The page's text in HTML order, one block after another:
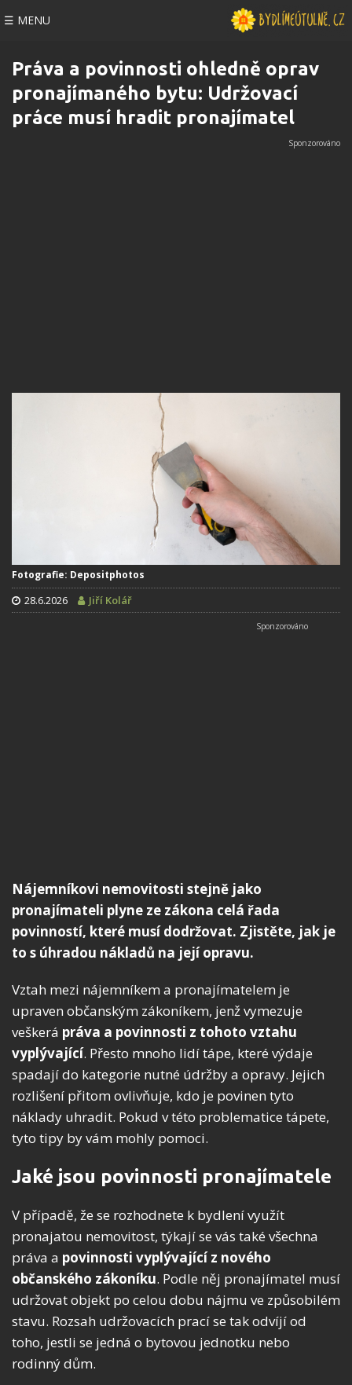
☰ MENU
Práva a povinnosti ohledně oprav
pronajímaného bytu: Udržovací
práce musí hradit pronajímatel
Fotografie: Depositphotos
28.6.2026 Jiří Kolář
Nájemníkovi nemovitosti stejně jako
pronajímateli plyne ze zákona celá řada
povinností, které musí dodržovat. Zjistěte, jak je
to s úhradou nákladů na její opravu.
Vztah mezi nájemníkem a pronajímatelem je
upraven občanským zákoníkem, jenž vymezuje
veškerá práva a povinnosti z tohoto vztahu
vyplývající. Přesto mnoho lidí tápe, které výdaje
spadají do kategorie nutné údržby a opravy. Jejich
rozlišení přitom ovlivňuje, kdo je povinen tyto
náklady uhradit. Pokud v této problematice tápete,
tyto tipy by vám mohly pomoci.
Jaké jsou povinnosti pronajímatele
V případě, že se rozhodnete k bydlení využít
pronajatou nemovitost, týkají se vás také všechna
práva a povinnosti vyplývající z nového
občanského zákoníku. Podle něj pronajímatel musí
udržovat objekt po celou dobu nájmu ve způsobilém
stavu. Rozsah udržovacích prací se tak odvíjí od
toho, jestli se jedná o bytovou jednotku nebo
rodinný dům.